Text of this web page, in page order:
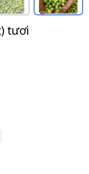
tươi